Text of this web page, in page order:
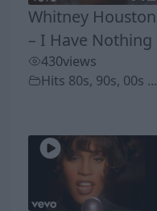
Whitney Houston
– I Have Nothing
430views
Hits 80s, 90s, 00s ...